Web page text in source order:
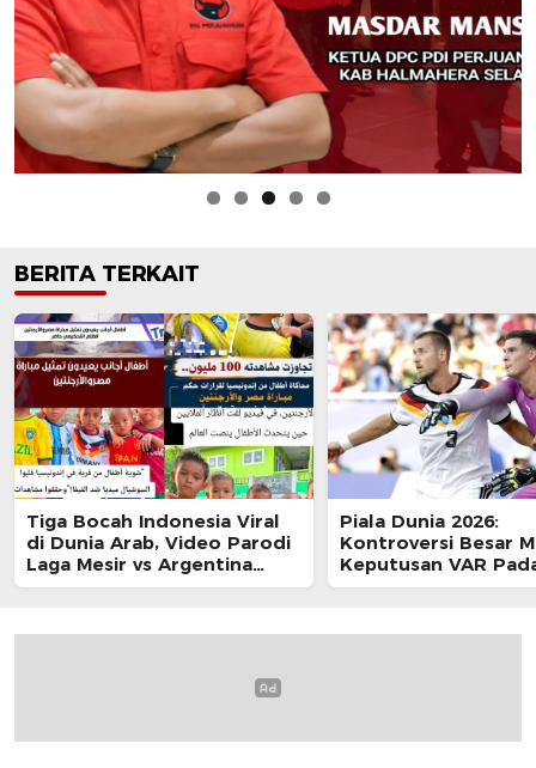
BERITA TERKAIT
Tiga Bocah Indonesia Viral
di Dunia Arab, Video Parodi
Laga Mesir vs Argentina
Tembus 100 Juta
Piala Dunia 2026:
Kontroversi Besar
Keputusan VAR
Jonathan Tah